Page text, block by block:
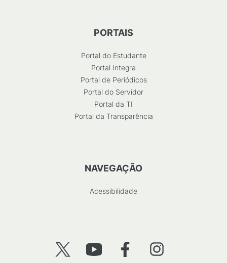
PORTAIS
Portal do Estudante
Portal Integra
Portal de Periódicos
Portal do Servidor
Portal da TI
Portal da Transparência
NAVEGAÇÃO
Acessibilidade